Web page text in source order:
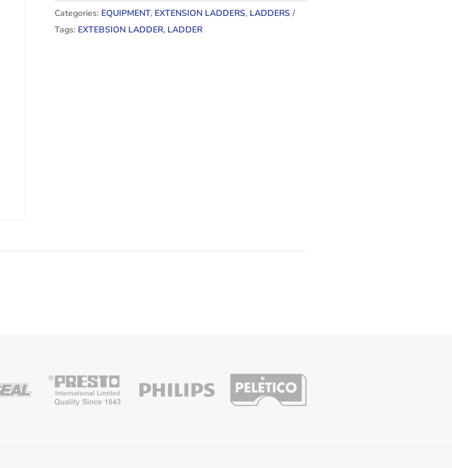
Categories: EQUIPMENT, EXTENSION LADDERS, LADDERS
Tags: EXTEBSION LADDER, LADDER